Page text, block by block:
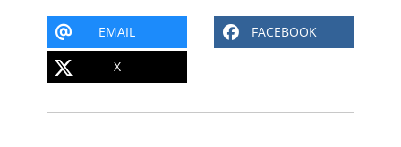
EMAIL FACEBOOK
X